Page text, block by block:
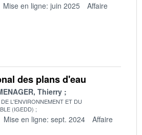
Mise en ligne: juin 2025
Affaire
des plans d'eau
Thierry
L'ENVIRONNEMENT ET DU
(IGEDD)
Mise en ligne: sept. 2024
Affaire